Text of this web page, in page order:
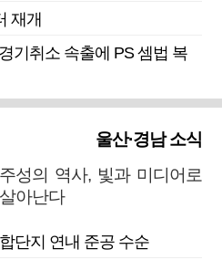
재개
기취소 속출에 PS 셈법 복
울산·경남 소식
성의 역사, 빛과 미디어로
아난다
단지 연내 준공 수순